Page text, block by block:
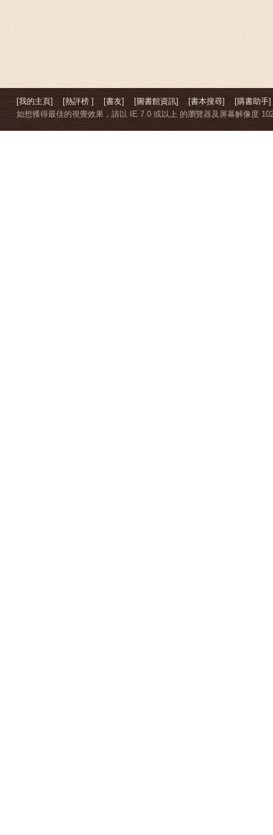
[我的主頁] [熱評榜 ] [書友] [圖書館資訊] [書本搜尋]
[購書助手]
如想獲得最佳的視覺效果，請以 IE 7.0 或以上 的瀏覽器及屏幕解像度